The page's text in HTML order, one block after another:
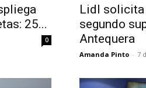
25...
0
Lidl solicita
segundo
Antequera
Amanda Pinto - 7